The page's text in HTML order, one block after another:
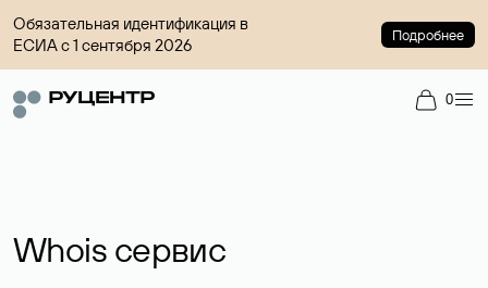
Обязательная идентификация в
ЕСИА с 1 сентября 2026
Подробнее
0
Whois сервис